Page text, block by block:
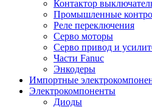
Контактор
Промышленные
Реле переключения
Серво моторы
Серво привод и
Части Fanuc
Энкодеры
Импортные
Электрокомпоненты
Диоды